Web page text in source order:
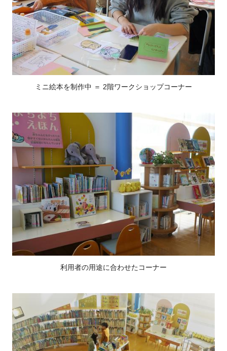
ミニ絵本を制作中 ＝ 2階ワークショップコーナー
利用者の用途に合わせたコーナー